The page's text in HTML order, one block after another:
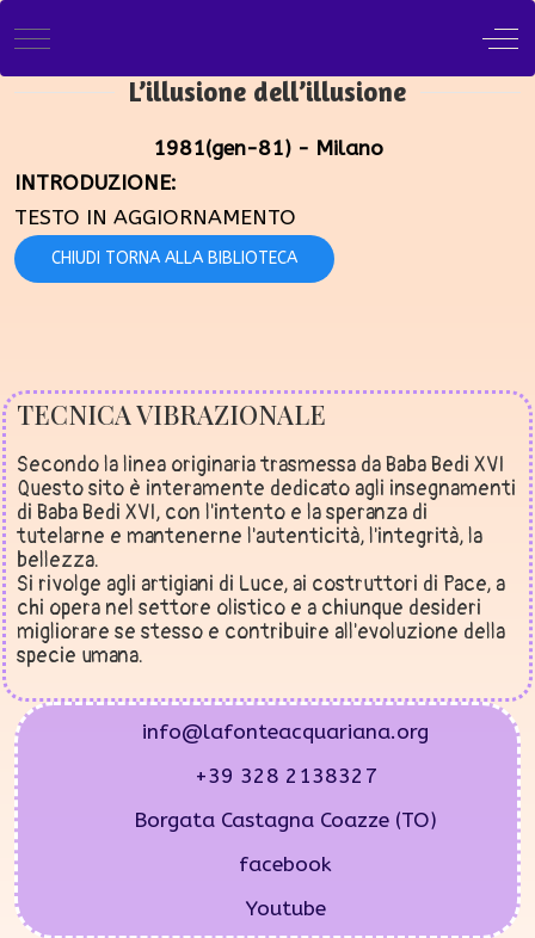
Mobile Menu Toggle
L’illusione dell’illusione
1981(gen-81) - Milano
INTRODUZIONE:
TESTO IN AGGIORNAMENTO
CHIUDI TORNA ALLA BIBLIOTECA
TECNICA VIBRAZIONALE
Secondo la linea originaria trasmessa da Baba Bedi XVI
Questo sito è interamente dedicato agli insegnamenti
di Baba Bedi XVI, con l'intento e la speranza di
tutelarne e mantenerne l'autenticità, l'integrità, la
bellezza.
Si rivolge agli artigiani di Luce, ai costruttori di Pace, a
chi opera nel settore olistico e a chiunque desideri
migliorare se stesso e contribuire all'evoluzione della
specie umana.
info@lafonteacquariana.org
+39 328 2138327
Borgata Castagna Coazze (TO)
facebook
Youtube